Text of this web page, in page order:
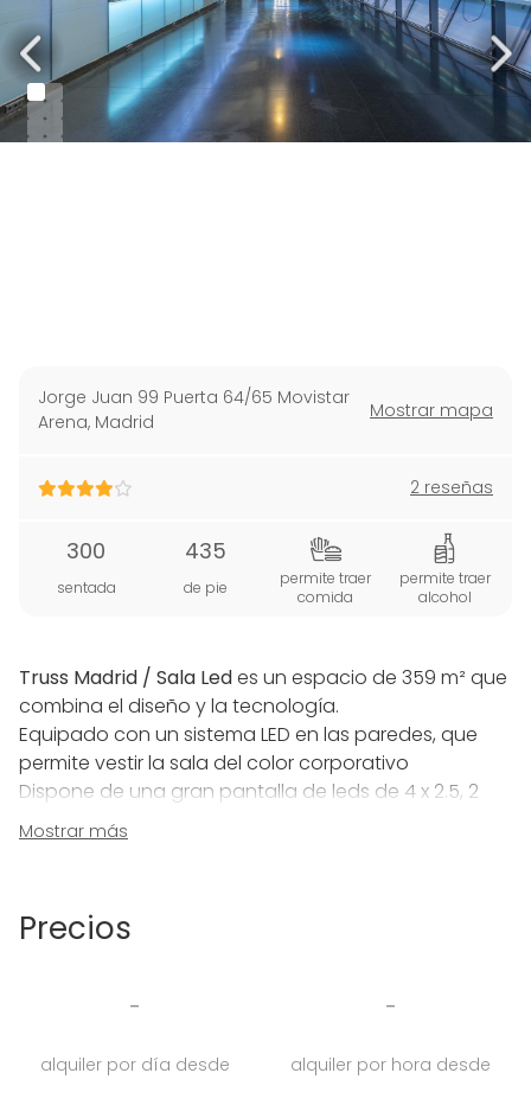
Jorge Juan 99 Puerta 64/65 Movistar
Arena, Madrid
Mostrar mapa
2 reseñas
300
sentada
435
de pie
permite traer
comida
permite traer
alcohol
Truss Madrid / Sala Ledes un espacio de 359 m² que
combina el diseño y la tecnología.
Equipado con un sistema LED en las paredes, que
permite vestir la sala del color corporativo
Dispone de una gran pantalla de leds de 4 x 2.5, 2
micros inalámbricos de mano, así como un gran
truss que atraviesa la sala que sostiene dos
adaptándose a diferentes formatos de evento.
equipo de producción del evento y aseos de diseño
Mostrar más
Precios
-
alquiler por día desde
-
alquiler por hora desde